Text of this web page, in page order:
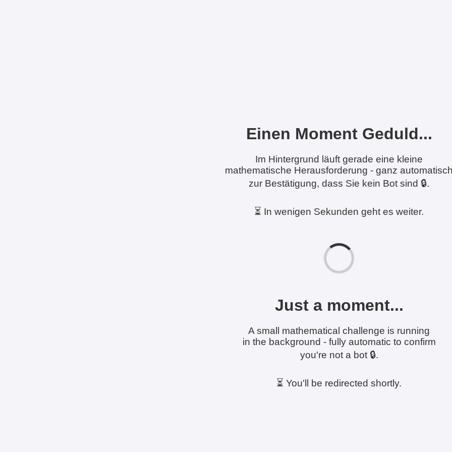
Einen Moment Geduld...
Im Hintergrund läuft gerade eine kleine
mathematische Herausforderung - ganz
zur Bestätigung, dass Sie kein Bot sind 🔒.
⏳ In wenigen Sekunden geht es weiter.
Just a moment...
A small mathematical challenge is running
in the background - fully automatic to confirm
you're not a bot 🔒.
⏳ You'll be redirected shortly.